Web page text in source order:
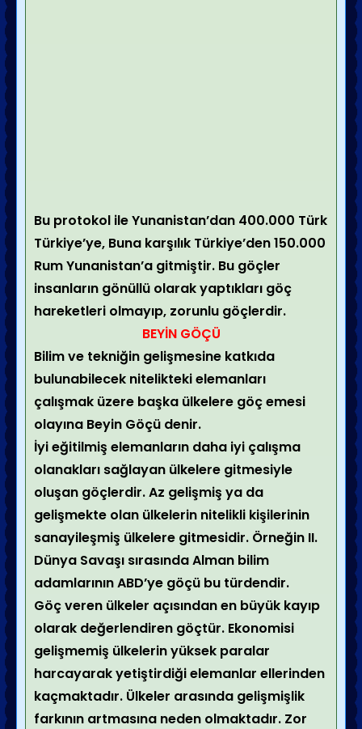
Bu protokol ile Yunanistan’dan 400.000 Türk
Türkiye’ye, Buna karşılık Türkiye’den 150.000
Rum Yunanistan’a gitmiştir. Bu göçler
insanların gönüllü olarak yaptıkları göç
hareketleri olmayıp, zorunlu göçlerdir.
BEYİN GÖÇÜ
Bilim ve tekniğin gelişmesine katkıda
bulunabilecek nitelikteki elemanları
çalışmak üzere başka ülkelere göç emesi
olayına Beyin Göçü denir.
İyi eğitilmiş elemanların daha iyi çalışma
olanakları sağlayan ülkelere gitmesiyle
oluşan göçlerdir. Az gelişmiş ya da
gelişmekte olan ülkelerin nitelikli kişilerinin
sanayileşmiş ülkelere gitmesidir. Örneğin II.
Dünya Savaşı sırasında Alman bilim
adamlarının ABD’ye göçü bu türdendir.
Göç veren ülkeler açısından en büyük kayıp
olarak değerlendiren göçtür. Ekonomisi
gelişmemiş ülkelerin yüksek paralar
harcayarak yetiştirdiği elemanlar ellerinden
kaçmaktadır. Ülkeler arasında gelişmişlik
farkının artmasına neden olmaktadır. Zor